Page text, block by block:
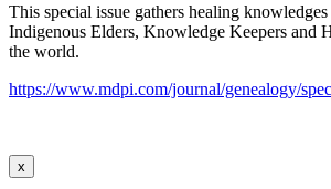
This special issue gathers healing
Indigenous Elders, Knowledge Keepers and
the world.
https://www.mdpi.com/journal/genealogy/
x